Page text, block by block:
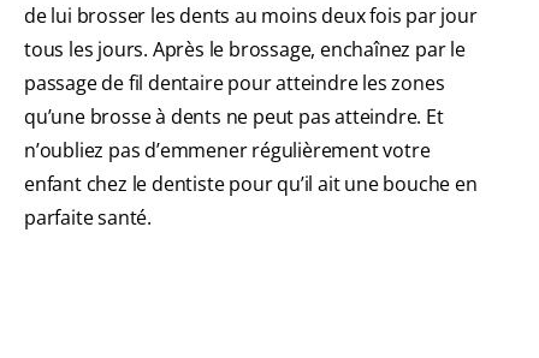
de lui brosser les dents au moins deux fois par jour
tous les jours. Après le brossage, enchaînez par le
passage de fil dentaire pour atteindre les zones
qu’une brosse à dents ne peut pas atteindre. Et
n’oubliez pas d’emmener régulièrement votre
enfant chez le dentiste pour qu’il ait une bouche en
parfaite santé.